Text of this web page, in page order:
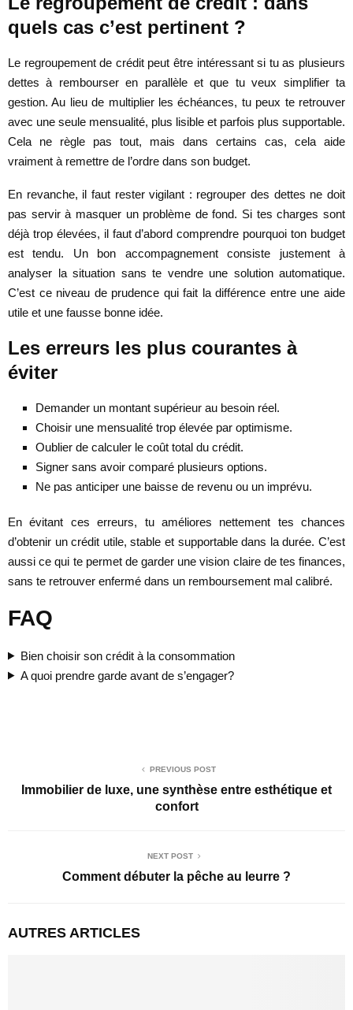
quels cas c’est pertinent ?
Le regroupement de crédit peut être intéressant si tu as plusieurs
dettes à rembourser en parallèle et que tu veux simplifier ta
gestion. Au lieu de multiplier les échéances, tu peux te retrouver
avec une seule mensualité, plus lisible et parfois plus supportable.
Cela ne règle pas tout, mais dans certains cas, cela aide
vraiment à remettre de l’ordre dans son budget.
En revanche, il faut rester vigilant : regrouper des dettes ne doit
pas servir à masquer un problème de fond. Si tes charges sont
déjà trop élevées, il faut d’abord comprendre pourquoi ton budget
est tendu. Un bon accompagnement consiste justement à
analyser la situation sans te vendre une solution automatique.
C’est ce niveau de prudence qui fait la différence entre une aide
utile et une fausse bonne idée.
Les erreurs les plus courantes à
éviter
Demander un montant supérieur au besoin réel.
Choisir une mensualité trop élevée par optimisme.
Oublier de calculer le coût total du crédit.
Signer sans avoir comparé plusieurs options.
Ne pas anticiper une baisse de revenu ou un imprévu.
En évitant ces erreurs, tu améliores nettement tes chances
d’obtenir un crédit utile, stable et supportable dans la durée. C’est
aussi ce qui te permet de garder une vision claire de tes finances,
sans te retrouver enfermé dans un remboursement mal calibré.
FAQ
Bien choisir son crédit à la consommation
A quoi prendre garde avant de s’engager?
PREVIOUS POST
Immobilier de luxe, une synthèse entre esthétique et
confort
NEXT POST
Comment débuter la pêche au leurre ?
AUTRES ARTICLES